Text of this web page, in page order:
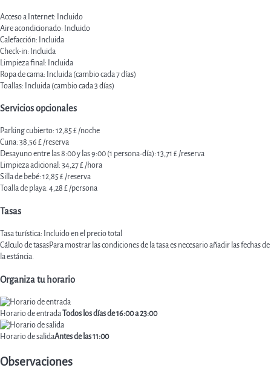
Acceso a Internet: Incluido
Aire acondicionado: Incluido
Calefacción: Incluida
Check-in: Incluida
Limpieza final: Incluida
Ropa de cama: Incluida (cambio cada 7 días)
Toallas: Incluida (cambio cada 3 días)
Servicios opcionales
Parking cubierto: 12,85 £ /noche
Cuna: 38,56 £ /reserva
Desayuno entre las 8:00 y las 9:00 (1 persona-día): 13,71 £ /reserva
Limpieza adicional: 34,27 £ /hora
Silla de bebé: 12,85 £ /reserva
Toalla de playa: 4,28 £ /persona
Tasas
Tasa turística: Incluido en el precio total
Cálculo de tasasPara mostrar las condiciones de la tasa es necesario añadir las fechas de
la estáncia.
Organiza tu horario
Horario de entrada Todos los días de 16:00 a 23:00
Horario de salidaAntes de las 11:00
Observaciones